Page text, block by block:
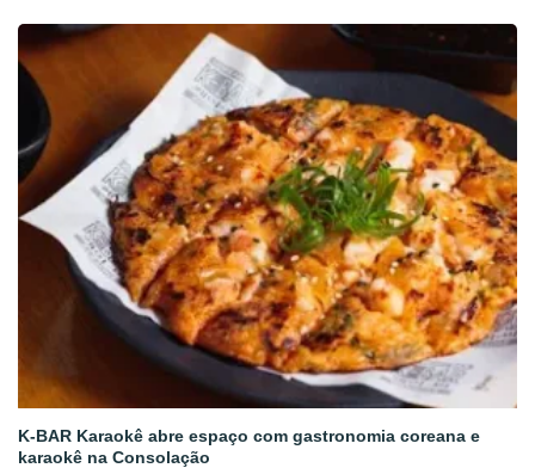
K-BAR Karaokê abre espaço com gastronomia coreana e
karaokê na Consolação